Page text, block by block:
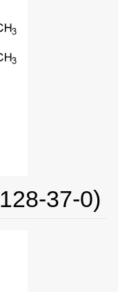
37-0)